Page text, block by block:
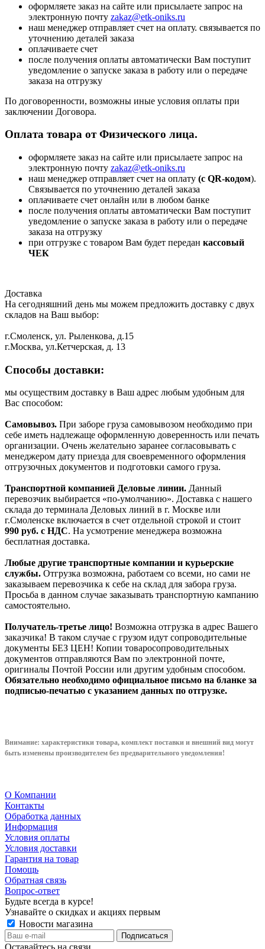
оформляете заказ на сайте или присылаете запрос на
электронную почту zakaz@etk-oniks.ru
наш менеджер отправляет счет на оплату. связывается по
уточнению деталей заказа
оплачиваете счет
после получения оплаты автоматически Вам поступит
уведомление о запуске заказа в работу или о передаче
заказа на отгрузку
По договоренности, возможны иные условия оплаты при
заключении Договора.
Оплата товара от Физического лица.
оформляете заказ на сайте или присылаете запрос на
электронную почту zakaz@etk-oniks.ru
наш менеджер отправляет счет на оплату (с QR-кодом).
Связывается по уточнению деталей заказа
оплачиваете счет онлайн или в любом банке
после получения оплаты автоматически Вам поступит
уведомление о запуске заказа в работу или о передаче
заказа на отгрузку
при отгрузке с товаром Вам будет передан кассовый
ЧЕК
Доставка
На сегодняшний день мы можем предложить доставку с двух
складов на Ваш выбор:
г.Смоленск, ул. Рыленкова, д.15
г.Москва, ул.Кетчерская, д. 13
Способы доставки:
мы осуществим доставку в Ваш адрес любым удобным для
Вас способом:
Самовывоз. При заборе груза самовывозом необходимо при
себе иметь надлежаще оформленную доверенность или печать
организации. Очень желательно заранее согласовывать с
менеджером дату приезда для своевременного оформления
отгрузочных документов и подготовки самого груза.
Транспортной компанией Деловые линии. Данный
перевозчик выбирается «по-умолчанию». Доставка с нашего
склада до терминала Деловых линий в г. Москве или
г.Смоленске включается в счет отдельной строкой и стоит
990 руб. с НДС. На усмотрение менеджера возможна
бесплатная доставка.
Любые другие транспортные компании и курьерские
службы. Отгрузка возможна, работаем со всеми, но сами не
заказываем перевозчика к себе на склад для забора груза.
Просьба в данном случае заказывать транспортную кампанию
самостоятельно.
Получатель-третье лицо! Возможна отгрузка в адрес Вашего
заказчика! В таком случае с грузом идут сопроводительные
документы БЕЗ ЦЕН! Копии товаросопроводительных
документов отправляются Вам по электронной почте,
оригиналы Почтой России или другим удобным способом.
Обязательно необходимо официальное письмо на бланке за
подписью-печатью с указанием данных по отгрузке.
Внимание: характеристики товара, комплект поставки и внешний вид могут
быть изменены производителем без предварительного уведомления!
О Компании
Контакты
Обработка данных
Информация
Условия оплаты
Условия доставки
Гарантия на товар
Помощь
Обратная связь
Вопрос-ответ
Будьте всегда в курсе!
Узнавайте о скидках и акциях первым
Новости магазина